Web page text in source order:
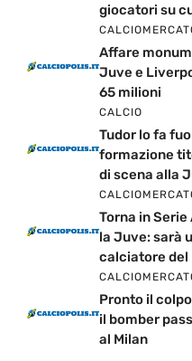
giocatori su
Affare
Juve e
65 milioni
CALCIO
Tudor lo fa
formazione
di scena alla
Torna in
la Juve: sarà
calciatore del
Pronto il
il bomber
al Milan